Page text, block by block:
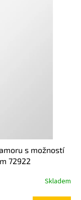
s možností
72922
Skladem